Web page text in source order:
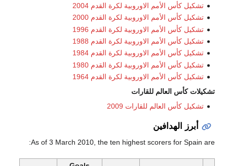
الاوروبية لكرة القدم 2004
الاوروبية لكرة القدم 2000
الاوروبية لكرة القدم 1996
الاوروبية لكرة القدم 1988
الاوروبية لكرة القدم 1984
الاوروبية لكرة القدم 1980
الاوروبية لكرة القدم 1964
للقارات
للقارات 2009
As of 3 March 2010, the ten highest scorers